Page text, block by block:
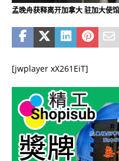
孟晚舟获释离开加拿大 驻加大使
[jwplayer xX261EiT]